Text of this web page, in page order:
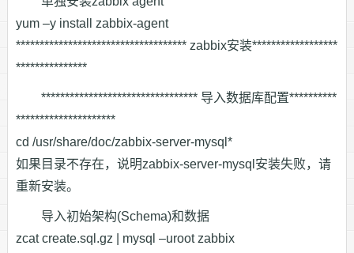
yum –y install zabbix-agent
************************************ zabbix安装******************
***************
********************************* 导入数据库配置**********
*********************
cd /usr/share/doc/zabbix-server-mysql*
如果目录不存在，说明zabbix-server-mysql安装失败，请
重新安装。
导入初始架构(Schema)和数据
zcat create.sql.gz | mysql –uroot zabbix